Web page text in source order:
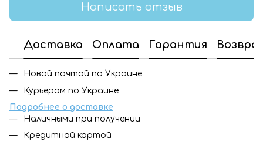
Написать отзыв
Доставка Оплата Гарантия
Новой почтой по Украине
Курьером по Украине
Подробнее о доставке
Наличными при получении
Кредитной картой